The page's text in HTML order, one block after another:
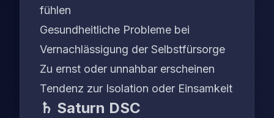
fühlen
Gesundheitliche Probleme bei
Vernachlässigung der Selbstfürsorge
Zu ernst oder unnahbar erscheinen
Tendenz zur Isolation oder Einsamkeit
♄ Saturn DSC